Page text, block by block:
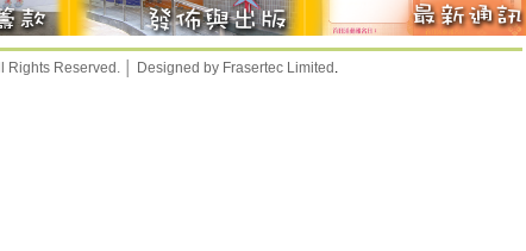
Rights Reserved. │ Designed by Frasertec Limited .